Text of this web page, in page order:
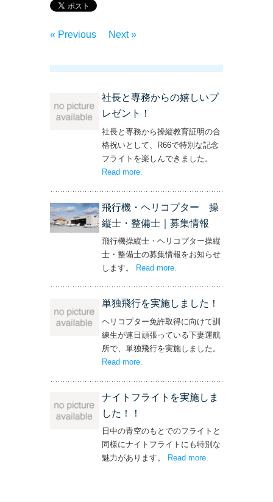
« Previous Next »
社長と専務からの嬉しいプ
レゼント！
社長と専務から操縦教育証明の合
格祝いとして、R66で特別な記念
フライトを楽しんできました。
Read more– ‘社長と専務からの嬉しいプレゼン
.
飛行機・ヘリコプター 操
縦士・整備士｜募集情報
飛行機操縦士・ヘリコプター操縦
士・整備士の募集情報をお知らせ
します。
Read more– ‘飛行機・ヘリコプター
.
単独飛行を実施しました！
ヘリコプター免許取得に向けて訓
練生が連日頑張っている下妻運航
所で、単独飛行を実施しました。
Read more
ナイトフライトを実施しま
した！！
日中の青空のもとでのフライトと
同様にナイトフライトにも特別な
魅力があります。
Read more– ‘ナイトフライト
.